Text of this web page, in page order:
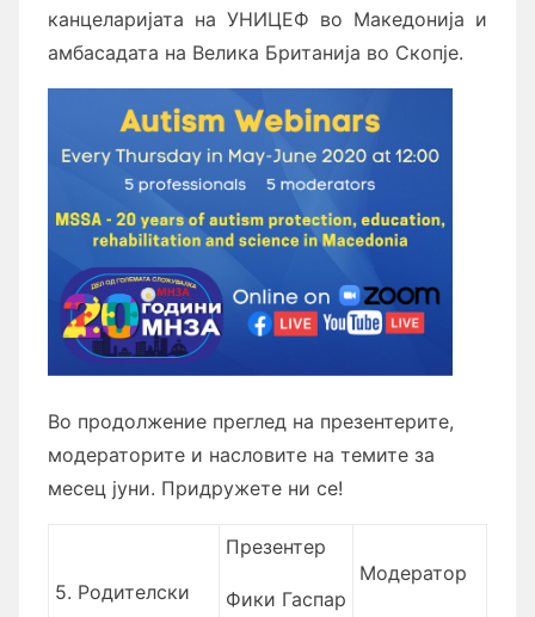
канцеларијата на УНИЦЕФ во Македонија и
амбасадата на Велика Британија во Скопје.
Во продолжение преглед на презентерите,
модераторите и насловите на темите за
месец јуни. Придружете ни се!
5. Родителски
Презентер
Фики Гаспар
Модератор